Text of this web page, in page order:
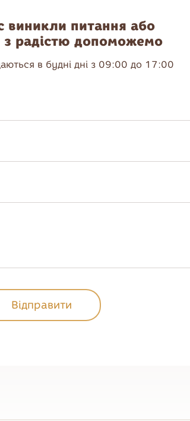
виникли питання або
радістю допоможемо
в будні дні з 09:00 до 17:00
Відправити